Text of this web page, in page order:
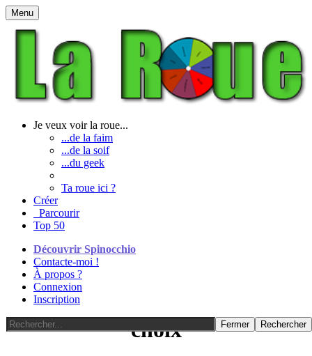
Menu
Je veux voir la roue...
...de la faim
...de la soif
...du geek
Ta roue ici ?
Créer
Parcourir
Top 50
Découvrir Spinocchio
Contacte-moi !
À propos ?
Connexion
Inscription
Fermer Rechercher
choix